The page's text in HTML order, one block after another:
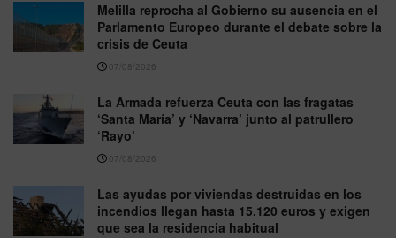
Melilla reprocha al Gobierno su ausencia en el
Parlamento Europeo durante el debate sobre la
crisis de Ceuta
07/08/2026
La Armada refuerza Ceuta con las fragatas
‘Santa María’ y ‘Navarra’ junto al patrullero
‘Rayo’
07/08/2026
Las ayudas por viviendas destruidas en los
incendios llegan hasta 15.120 euros y exigen
que sea la residencia habitual